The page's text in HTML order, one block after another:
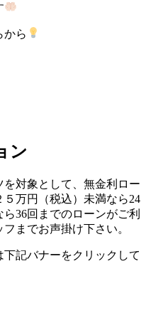
から
ン
対象として、無金利ロー
万円（税込）未満なら24
36回までのローンがご利
までお声掛け下さい。
記バナーをクリックして